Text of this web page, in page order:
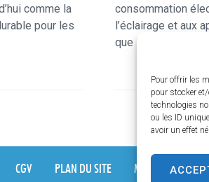
Pour offrir les
pour stocker
technologies
ou les ID
avoir un effet
comme la
pour les
consommation
l’éclairage et aux
que les
CGV PLAN DU SITE MENTIONS